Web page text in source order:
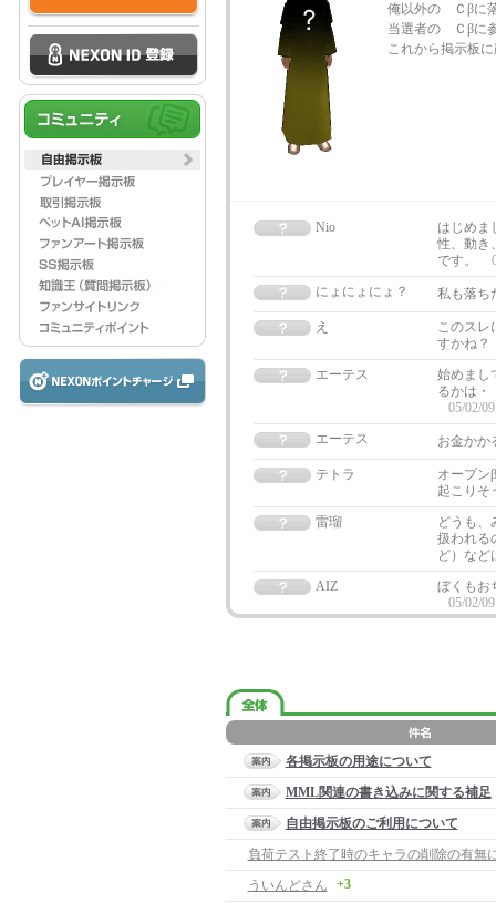
俺以外の Ｃβに
当選者の Ｃβに
これから掲示板
Nio
はじめま
性、動き
です。
にょにょにょ？
私も落ち
え
このスレ
すかね？
エーテス
始めまし
るかは・
05/02/
エーテス
お金かか
テトラ
オープン
起こりそ
雷瑠
どうも、
扱われる
ど）な
AIZ
ぼくもお
05/02/
各掲示板の用途について
MML関連の書き込みに関する補足
自由掲示板のご利用について
負荷テスト終了時のキャラの削除の有無
ういんどさん
+3